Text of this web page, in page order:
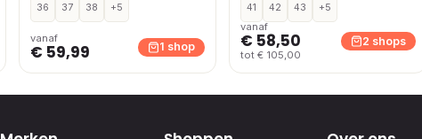
36 37 38 +5
vanaf
€ 59,99 1 shop
41 42 43
+5
vanaf
€ 58,50
tot € 105,00
2 shops